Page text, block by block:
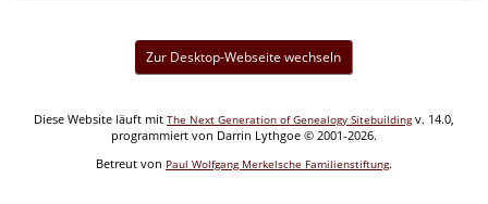
Zur Desktop-Webseite wechseln
Diese Website läuft mit The Next Generation of Genealogy Sitebuildingv. 14.0,
programmiert von Darrin Lythgoe © 2001-2026.
Betreut von Paul Wolfgang Merkelsche Familienstiftung.